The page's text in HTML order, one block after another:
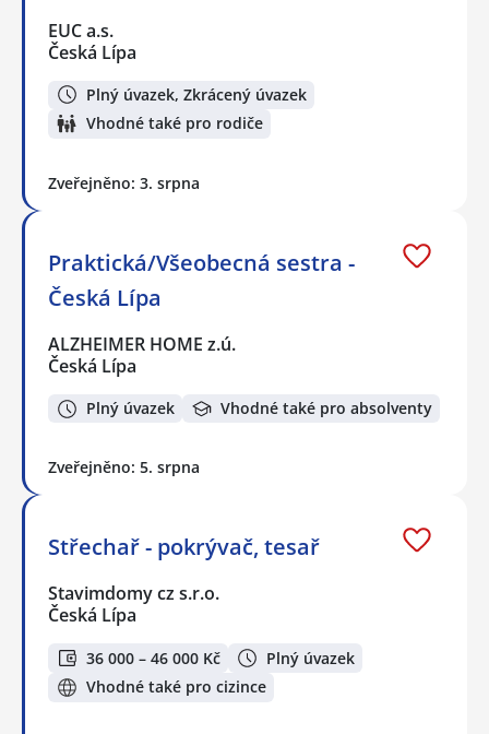
EUC a.s.
Česká Lípa
Plný úvazek, Zkrácený úvazek
Vhodné také pro rodiče
Zveřejněno: 3. srpna
Praktická/Všeobecná sestra -
Česká Lípa
ALZHEIMER HOME z.ú.
Česká Lípa
Plný úvazek Vhodné také pro absolventy
Zveřejněno: 5. srpna
Střechař - pokrývač, tesař
Stavimdomy cz s.r.o.
Česká Lípa
36 000 – 46 000 Kč
Plný úvazek
Vhodné také pro cizince